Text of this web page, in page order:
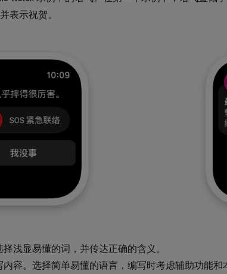
表示祝贺。
浅显易懂的词，并传达正确的含义。
容。选择简单易懂的语言，编写时考虑辅助功能和